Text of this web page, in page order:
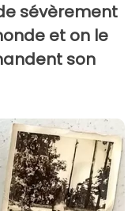
sévèrement
et on le
son